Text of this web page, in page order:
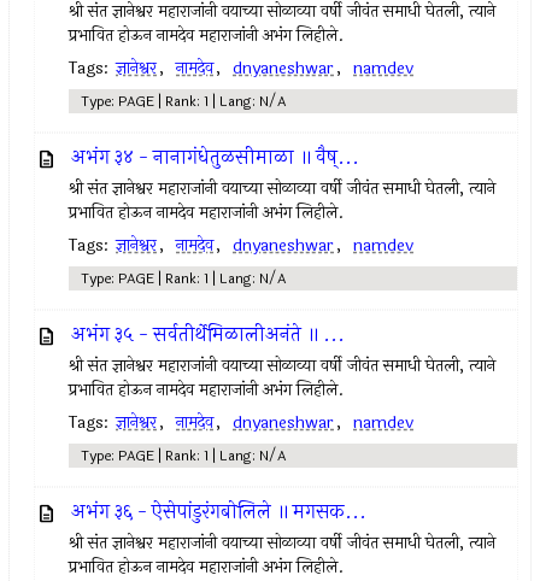
श्री संत ज्ञानेश्वर महाराजांनी वयाच्या सोळाव्या वर्षी जीवंत समाधी घेतली, त्याने
प्रभावित होऊन नामदेव महाराजांनी अभंग लिहीले.
Tags: ज्ञानेश्वर, नामदेव, dnyaneshwar, namdev
Type: PAGE | Rank: 1 | Lang: N/A
अभंग ३४ - नानागंधेतुळसीमाळा ॥ वैष्...
श्री संत ज्ञानेश्वर महाराजांनी वयाच्या सोळाव्या वर्षी जीवंत समाधी घेतली, त्याने
प्रभावित होऊन नामदेव महाराजांनी अभंग लिहीले.
Tags: ज्ञानेश्वर, नामदेव, dnyaneshwar, namdev
Type: PAGE | Rank: 1 | Lang: N/A
अभंग ३५ - सर्वतीर्थेमिळालीअनंते ॥ ...
श्री संत ज्ञानेश्वर महाराजांनी वयाच्या सोळाव्या वर्षी जीवंत समाधी घेतली, त्याने
प्रभावित होऊन नामदेव महाराजांनी अभंग लिहीले.
Tags: ज्ञानेश्वर, नामदेव, dnyaneshwar, namdev
Type: PAGE | Rank: 1 | Lang: N/A
अभंग ३६ - ऐसेपांडुरंगबोलिले ॥ मगसक...
श्री संत ज्ञानेश्वर महाराजांनी वयाच्या सोळाव्या वर्षी जीवंत समाधी घेतली, त्याने
प्रभावित होऊन नामदेव महाराजांनी अभंग लिहीले.